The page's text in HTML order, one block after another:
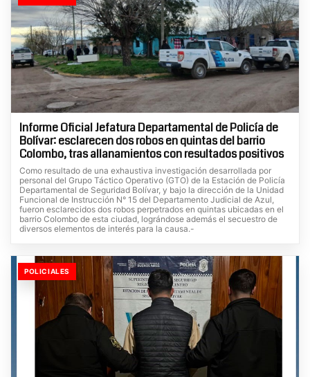
Informe Oficial Jefatura Departamental de Policía de
Bolívar: esclarecen dos robos en quintas del barrio
Colombo, tras allanamientos con resultados positivos
Como resultado de una exhaustiva investigación desarrollada por
personal del Grupo Táctico Operativo (GTO) de la Estación de Policía
Departamental de Seguridad Bolívar, y bajo la dirección de la Unidad
Funcional de Instrucción N° 15 del Departamento Judicial de Azul,
fueron esclarecidos dos robos perpetrados en quintas ubicadas en el
barrio Colombo de esta ciudad, lográndose además el secuestro de
diversos elementos de interés para la causa.-
POLICIALES